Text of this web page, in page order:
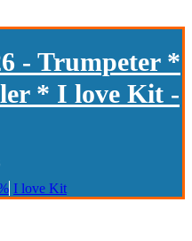
- Trumpeter *
* I love Kit -
I love Kit